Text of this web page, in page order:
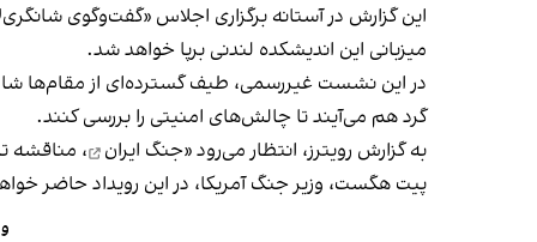
میزبانی این اندیشکده لندنی برپا خواهد شد.
در این نشست غیررسمی، طیف گسترده‌ای از مقام‌ها
گرد هم می‌آیند تا چالش‌های امنیتی را بررسی کنند.
به گزارش رویترز، انتظار می‌رود «جنگ ایران
، مناقشه
پیت هگست، وزیر جنگ آمریکا، در این رویداد حاضر